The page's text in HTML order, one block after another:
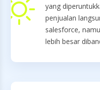
yang
penjualan
salesforce,
lebih besar